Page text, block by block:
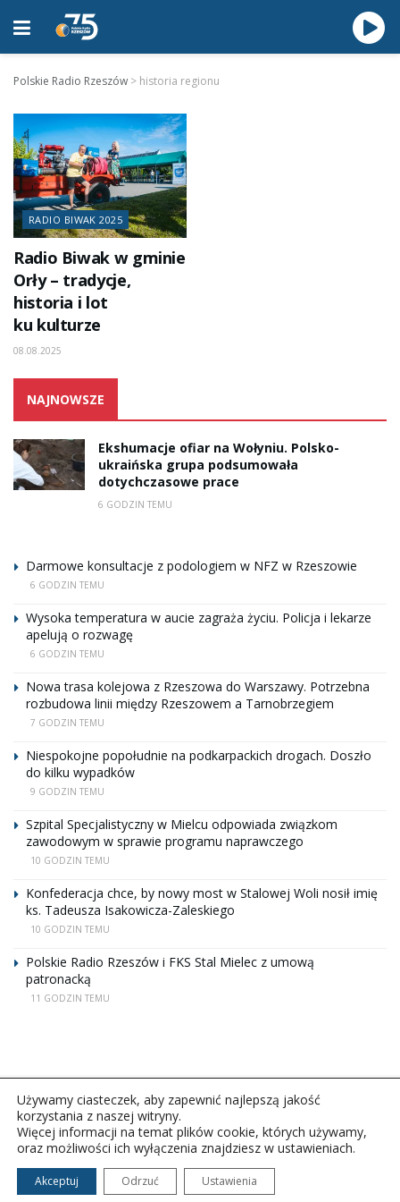
Polskie Radio Rzeszów > historia regionu
RADIO BIWAK 2025
Radio Biwak w gminie
Orły – tradycje,
historia i lot
ku kulturze
08.08.2025
NAJNOWSZE
Ekshumacje ofiar na Wołyniu. Polsko-
ukraińska grupa podsumowała
dotychczasowe prace
6 GODZIN TEMU
Darmowe konsultacje z podologiem w NFZ w Rzeszowie
6 GODZIN TEMU
Wysoka temperatura w aucie zagraża życiu. Policja i lekarze
apelują o rozwagę
6 GODZIN TEMU
Nowa trasa kolejowa z Rzeszowa do Warszawy. Potrzebna
rozbudowa linii między Rzeszowem a Tarnobrzegiem
7 GODZIN TEMU
Niespokojne popołudnie na podkarpackich drogach. Doszło
do kilku wypadków
9 GODZIN TEMU
Szpital Specjalistyczny w Mielcu odpowiada związkom
zawodowym w sprawie programu naprawczego
10 GODZIN TEMU
Konfederacja chce, by nowy most w Stalowej Woli nosił imię
ks. Tadeusza Isakowicza-Zaleskiego
10 GODZIN TEMU
Polskie Radio Rzeszów i FKS Stal Mielec z umową
patronacką
11 GODZIN TEMU
Copyright © 2026Polskie Radio Rzeszów S.A. w likwidacj.
Wszelkie prawa zastrzeżone.
Używamy ciasteczek, aby zapewnić najlepszą jakość
korzystania z naszej witryny.
Więcej informacji na temat plików cookie, których używamy,
oraz możliwości ich wyłączenia znajdziesz w ustawieniach.
Akceptuj Odrzuć Ustawienia